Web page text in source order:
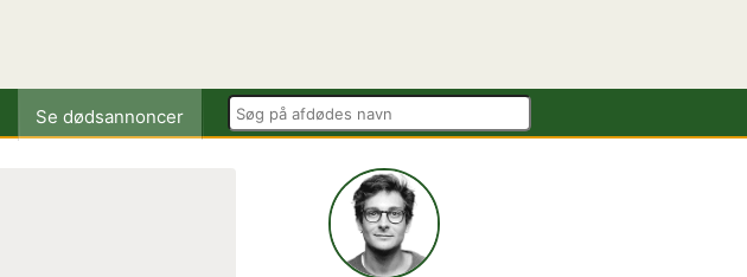
Se dødsannoncer